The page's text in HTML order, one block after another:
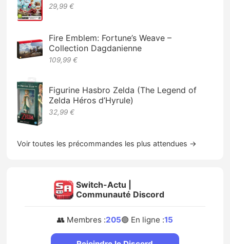
29,99 €
Fire Emblem: Fortune’s Weave –
Collection Dagdanienne
109,99 €
Figurine Hasbro Zelda (The Legend of
Zelda Héros d’Hyrule)
32,99 €
Voir toutes les précommandes les plus attendues →
Switch-Actu |
Communauté Discord
👥 Membres :205🟢 En ligne :15